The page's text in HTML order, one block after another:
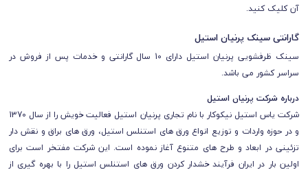
آن کلیک کنید.
گارانتی سینک پرنیان استیل
سینک ظرفشویی پرنیان استیل دارای 10 سال گارانتی و خدمات پس از فروش در
سراسر کشور می باشد.
درباره شرکت پرنیان استیل
شرکت یاس استیل نیکوکار با نام تجاری پرنیان استیل فعالیت خویش را از سال 1370
و در حوزه واردات و توزیع انواع ورق های استنلس استیل، ورق های براق و نقش دار
تزئینی در ابعاد و طرح های متنوع آغاز نموده است. این شرکت مفتخر است برای
اولین بار در ایران فرآیند خشدار کردن ورق های استنلس استیل را با بهره گیری از